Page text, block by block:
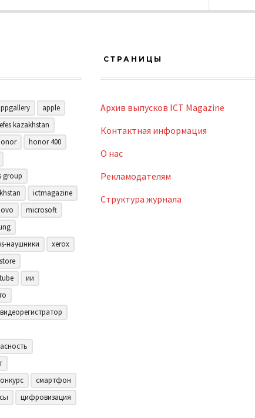
apple
efes kazakhstan
honor 400
group
ictmagazine
microsoft
наушники
xerox
ии
видеорегистратор
смартфон
цифровизация
СТРАНИЦЫ
Архив выпусков ICT Magazine
Контактная информация
О нас
Рекламодателям
Структура журнала